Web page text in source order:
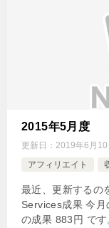
2015年5月度
更新日： 2019年6月10
アフィリエイト
最近、更新するの
Services成果 今
の成果 883円 です